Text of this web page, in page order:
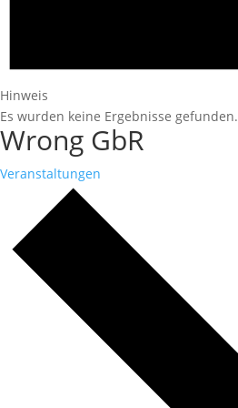
Hinweis
Es wurden keine Ergebnisse gefunden.
Wrong GbR
Veranstaltungen